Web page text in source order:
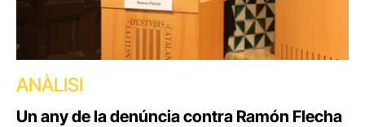
ANÀLISI
Un any de la denúncia contra Ramón Flecha